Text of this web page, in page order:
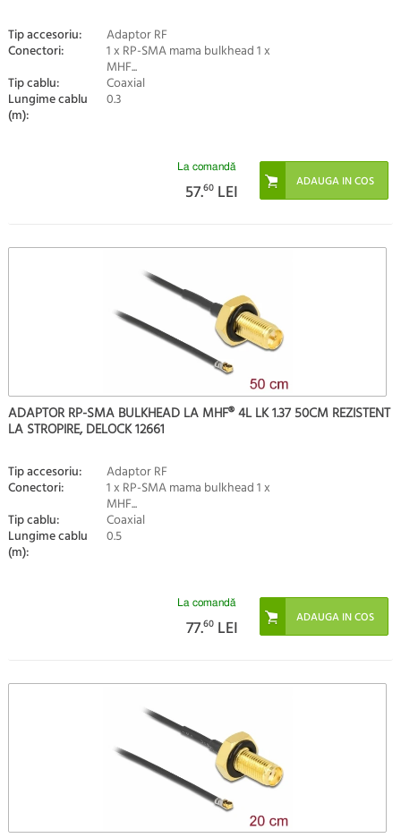
Tip accesoriu: Adaptor RF
Conectori: 1 x RP-SMA mama bulkhead 1 x
MHF...
Tip cablu: Coaxial
Lungime cablu
(m):
0.3
La comandă
57.60 LEI
ADAPTOR RP-SMA BULKHEAD LA MHF® 4L LK 1.37 50CM REZISTENT
LA STROPIRE, DELOCK 12661
Tip accesoriu: Adaptor RF
Conectori: 1 x RP-SMA mama bulkhead 1 x
MHF...
Tip cablu: Coaxial
Lungime cablu
(m):
0.5
La comandă
77.60 LEI